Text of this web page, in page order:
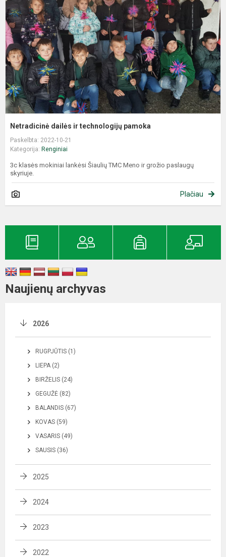
Netradicinė dailės ir technologijų pamoka
Paskelbta: 2022-10-21
Kategorija: Renginiai
3c klasės mokiniai lankėsi Šiaulių TMC Meno ir grožio paslaugų
skyriuje.
Plačiau
Naujienų archyvas
2026
RUGPJŪTIS (1)
LIEPA (2)
BIRŽELIS (24)
GEGUŽĖ (82)
BALANDIS (67)
KOVAS (59)
VASARIS (49)
SAUSIS (36)
2025
2024
2023
2022